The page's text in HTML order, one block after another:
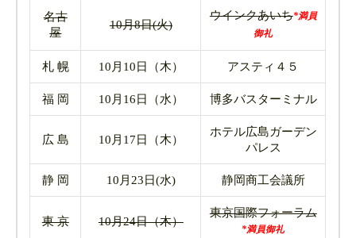
名古
屋
10月8日(火)
ウインクあいち*満員
御礼
札 幌 10月10日（木） アスティ４５
福 岡 10月16日（水） 博多バスターミナル
広 島 10月17日（木）
ホテル広島ガーデン
パレス
静 岡 10月23日(水) 静岡商工会議所
東 京 10月24日（木）
東京国際フォーラム
*満員御礼